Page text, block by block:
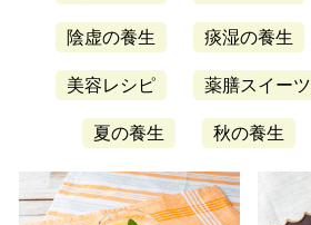
陰虚の養生 痰湿の養生
美容レシピ 薬膳スイーツ
夏の養生 秋の養生